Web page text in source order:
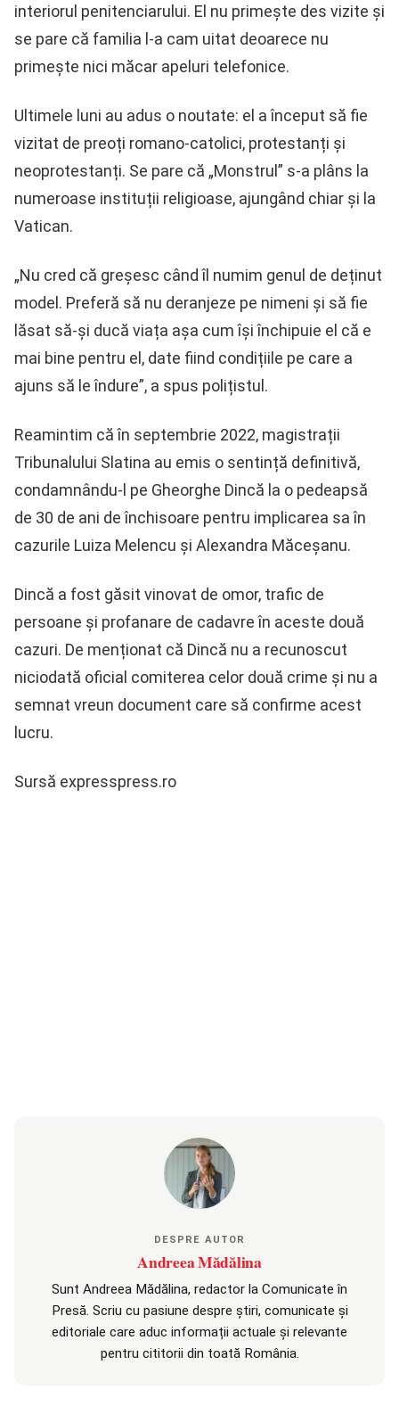
interiorul penitenciarului. El nu primește des vizite și
se pare că familia l-a cam uitat deoarece nu
primește nici măcar apeluri telefonice.
Ultimele luni au adus o noutate: el a început să fie
vizitat de preoți romano-catolici, protestanți și
neoprotestanți. Se pare că „Monstrul” s-a plâns la
numeroase instituții religioase, ajungând chiar și la
Vatican.
„Nu cred că greșesc când îl numim genul de deținut
model. Preferă să nu deranjeze pe nimeni și să fie
lăsat să-și ducă viața așa cum își închipuie el că e
mai bine pentru el, date fiind condițiile pe care a
ajuns să le îndure”, a spus polițistul.
Reamintim că în septembrie 2022, magistrații
Tribunalului Slatina au emis o sentință definitivă,
condamnându-l pe Gheorghe Dincă la o pedeapsă
de 30 de ani de închisoare pentru implicarea sa în
cazurile Luiza Melencu și Alexandra Măceșanu.
Dincă a fost găsit vinovat de omor, trafic de
persoane și profanare de cadavre în aceste două
cazuri. De menționat că Dincă nu a recunoscut
niciodată oficial comiterea celor două crime și nu a
semnat vreun document care să confirme acest
lucru.
Sursă expresspress.ro
DESPRE AUTOR
Andreea Mădălina
Sunt Andreea Mădălina, redactor la Comunicate în
Presă. Scriu cu pasiune despre știri, comunicate și
editoriale care aduc informații actuale și relevante
pentru cititorii din toată România.